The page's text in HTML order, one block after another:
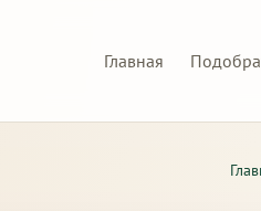
Главная